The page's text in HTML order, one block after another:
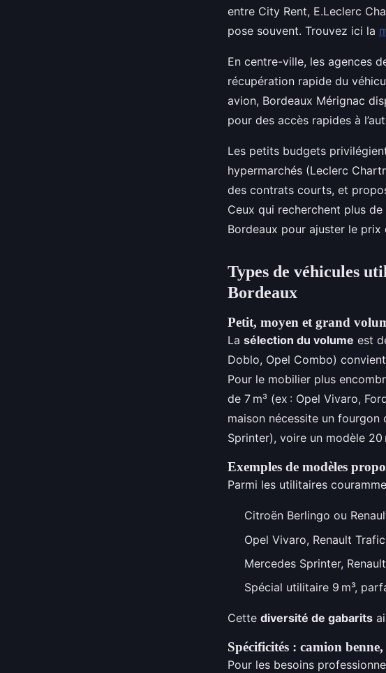
entre City Rent, E.Leclerc
pose souvent. Trouvez ici la
En centre-ville, les agences
récupération rapide du
avion, Bordeaux Mérignac
pour des accès rapides à
Les petits budgets
hypermarchés (Leclerc
des contrats courts, et
Ceux qui recherchent plus
Bordeaux pour ajuster le
Types de véhicules
Bordeaux
Petit, moyen et grand
La sélection du volume est
Doblo, Opel Combo)
Pour le mobilier plus
de 7 m³ (ex : Opel Vivaro,
maison nécessite un fourgon
Sprinter), voire un modèle
Exemples de modèles
Parmi les utilitaires
Citroën Berlingo ou
Opel Vivaro, Renault
Mercedes Sprinter,
Spécial utilitaire 9 m³,
Cette diversité de gabarits
Spécificités : camion
Pour les besoins